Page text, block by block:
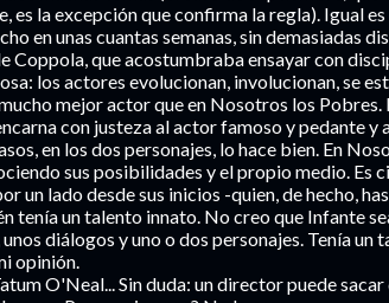
es la excepción que confirma la regla). Igual
en unas cuantas semanas, sin demasiadas
Coppola, que acostumbraba ensayar con
los actores evolucionan, involucionan, se
mejor actor que en Nosotros los Pobres.
con justeza al actor famoso y pedante y
en los dos personajes, lo hace bien. En
sus posibilidades y el propio medio. Es
un lado desde sus inicios -quien, de hecho,
tenía un talento innato. No creo que Infante
diálogos y uno o dos personajes. Tenía un
opinión.
O'Neal... Sin duda: un director puede